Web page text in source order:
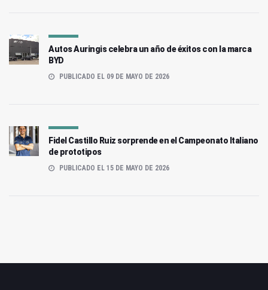
Autos Auringis celebra un año de éxitos con la marca
BYD
PUBLICADO EL 09 DE MAYO DE 2026
Fidel Castillo Ruiz sorprende en el Campeonato Italiano
de prototipos
PUBLICADO EL 15 DE MAYO DE 2026